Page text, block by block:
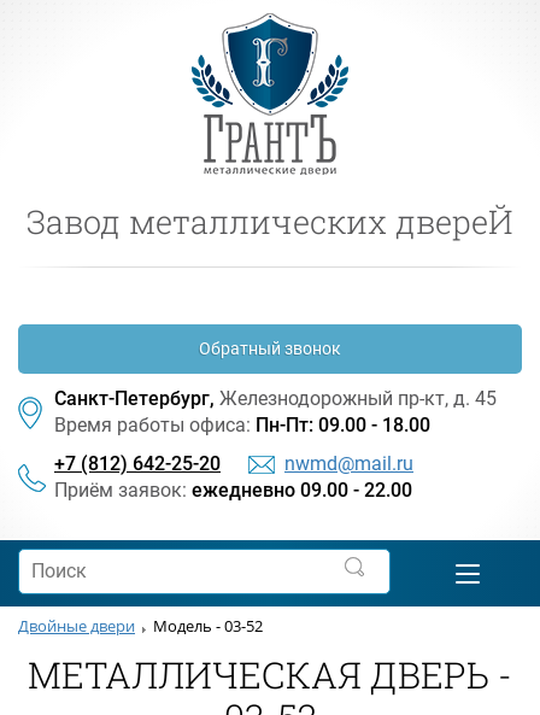
Завод металлических двереЙ
Обратный звонок
Санкт-Петербург, Железнодорожный пр-кт, д. 45
Время работы офиса: Пн-Пт: 09.00 - 18.00
+7 (812) 642-25-20
nwmd@mail.ru
Приём заявок: ежедневно 09.00 - 22.00
Двойные двери Модель - 03-52
МЕТАЛЛИЧЕСКАЯ ДВЕРЬ -